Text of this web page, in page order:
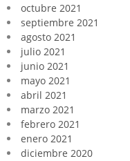
octubre 2021
septiembre 2021
agosto 2021
julio 2021
junio 2021
mayo 2021
abril 2021
marzo 2021
febrero 2021
enero 2021
diciembre 2020